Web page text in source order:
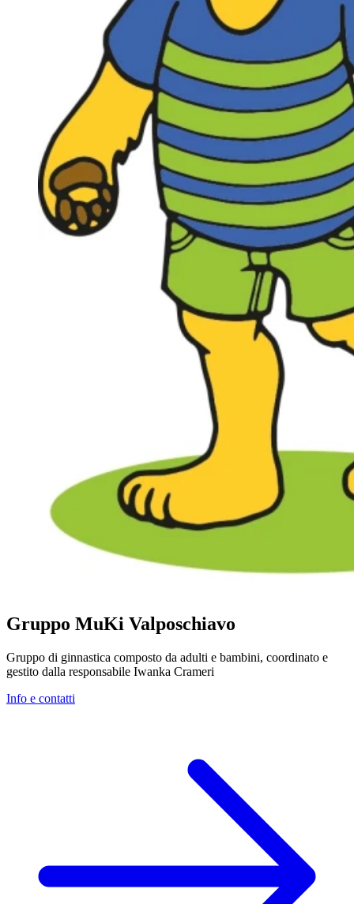
Gruppo MuKi Valposchiavo
Gruppo di ginnastica composto da adulti e bambini, coordinato e
gestito dalla responsabile Iwanka Crameri
Info e contatti